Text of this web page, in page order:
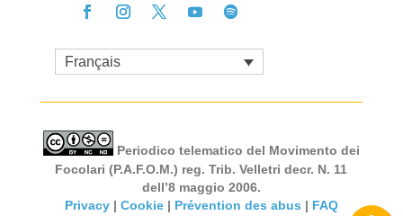
Français
Periodico telematico del Movimento dei
Focolari (P.A.F.O.M.) reg. Trib. Velletri decr. N. 11
dell’8 maggio 2006.
Privacy| Cookie| Prévention des abus | FAQ